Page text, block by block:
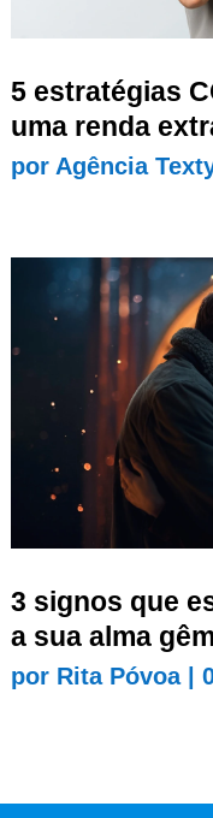
5 estratégias
uma renda
por Agência
3 signos que
a sua alma
por Rita Póvoa|